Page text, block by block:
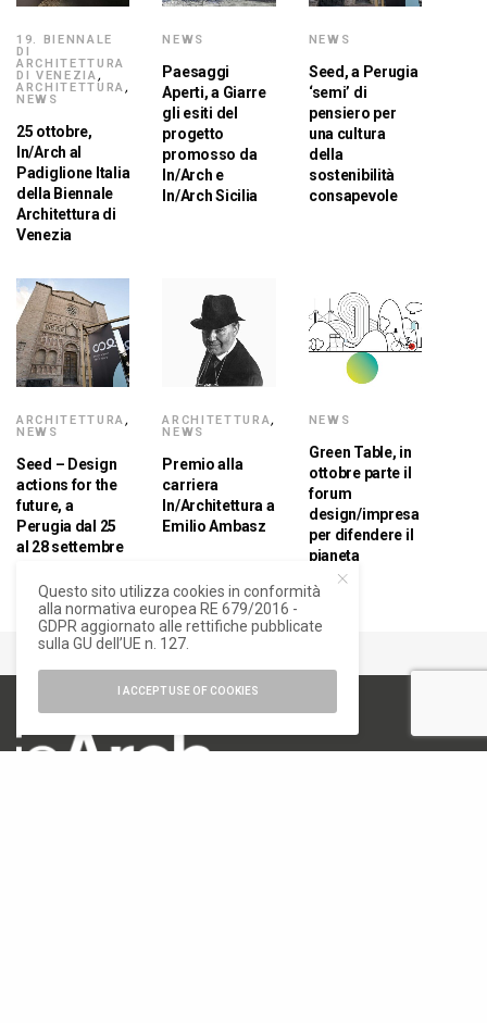
19. BIENNALE
DI
ARCHITETTURA
DI VENEZIA,
ARCHITETTURA,
NEWS
25 ottobre,
In/Arch al
Padiglione Italia
della Biennale
Architettura di
Venezia
NEWS
Paesaggi
Aperti, a Giarre
gli esiti del
progetto
promosso da
In/Arch e
In/Arch Sicilia
NEWS
Seed, a Perugia
‘semi’ di
pensiero per
una cultura
della
sostenibilità
consapevole
ARCHITETTURA,
NEWS
Seed – Design
actions for the
future, a
Perugia dal 25
al 28 settembre
ARCHITETTURA,
NEWS
Premio alla
carriera
In/Architettura a
Emilio Ambasz
NEWS
Green Table, in
ottobre parte il
forum
design/impresa
per difendere il
pianeta
Questo sito utilizza cookies in conformità
alla normativa europea RE 679/2016 -
GDPR aggiornato alle rettifiche pubblicate
sulla GU dell’UE n. 127.
I ACCEPT USE OF COOKIES